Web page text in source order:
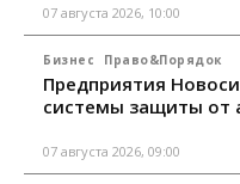
07 августа 2026, 10:00
Бизнес Право&Порядок
Предприятия
системы защиты от
07 августа 2026, 09:00